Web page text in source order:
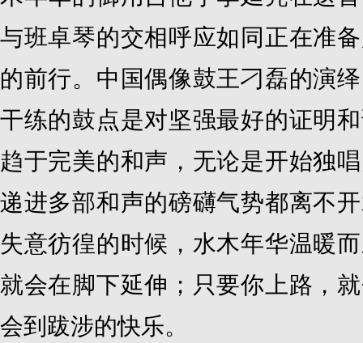
与班卓琴的交相呼应如同正在准
的前行。中国偶像鼓王刁磊的演
干练的鼓点是对坚强最好的证明
趋于完美的和声，无论是开始独
递进多部和声的磅礴气势都离不
失意彷徨的时候，水木年华温暖
就会在脚下延伸；只要你上路，
会到跋涉的快乐。